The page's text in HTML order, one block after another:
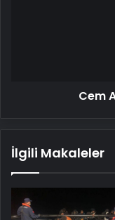
Cem
İlgili Makaleler